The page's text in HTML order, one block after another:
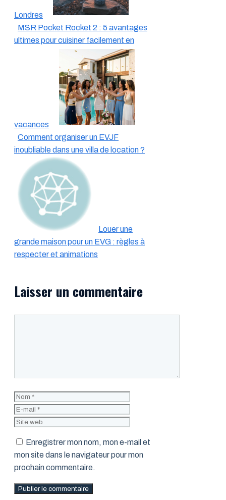
Londres
MSR Pocket Rocket 2 : 5 avantages
ultimes pour cuisiner facilement en
vacances
Comment organiser un EVJF
inoubliable dans une villa de location ?
Louer une
grande maison pour un EVG : règles à
respecter et animations
Laisser un commentaire
Nom
Enregistrer mon nom, mon e-mail et
mon site dans le navigateur pour mon
prochain commentaire.